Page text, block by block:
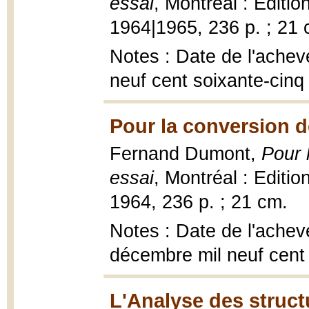
1964|1965, 236 p. ; 21
Notes : Date de
neuf cent soixante-cinq
Pour la conversion
Fernand Dumont, Pour
essai, Montréal :
1964, 236 p. ; 21 cm.
Notes : Date de
décembre mil neuf
L'Analyse des